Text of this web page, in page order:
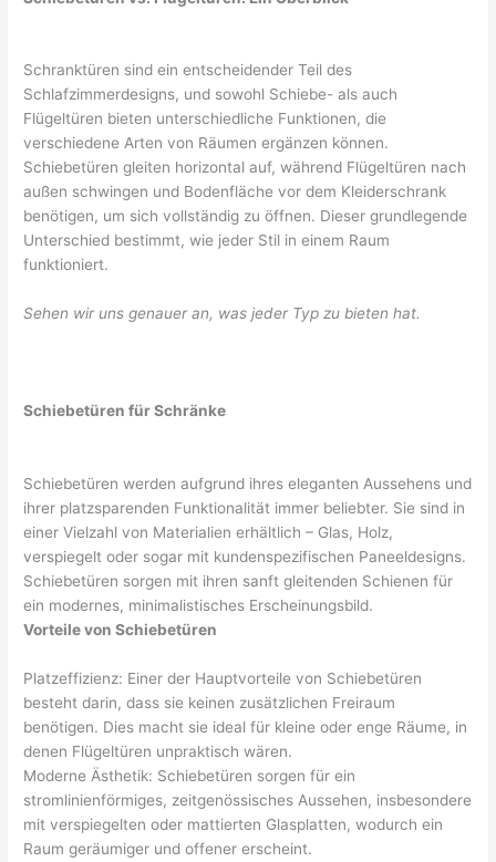
Schranktüren sind ein entscheidender Teil des
Schlafzimmerdesigns, und sowohl Schiebe- als auch
Flügeltüren bieten unterschiedliche Funktionen, die
verschiedene Arten von Räumen ergänzen können.
Schiebetüren gleiten horizontal auf, während Flügeltüren nach
außen schwingen und Bodenfläche vor dem Kleiderschrank
benötigen, um sich vollständig zu öffnen. Dieser grundlegende
Unterschied bestimmt, wie jeder Stil in einem Raum
funktioniert.
Sehen wir uns genauer an, was jeder Typ zu bieten hat.
Schiebetüren für Schränke
Schiebetüren werden aufgrund ihres eleganten Aussehens und
ihrer platzsparenden Funktionalität immer beliebter. Sie sind in
einer Vielzahl von Materialien erhältlich – Glas, Holz,
verspiegelt oder sogar mit kundenspezifischen Paneeldesigns.
Schiebetüren sorgen mit ihren sanft gleitenden Schienen für
ein modernes, minimalistisches Erscheinungsbild.
Vorteile von Schiebetüren
Platzeffizienz: Einer der Hauptvorteile von Schiebetüren
besteht darin, dass sie keinen zusätzlichen Freiraum
benötigen. Dies macht sie ideal für kleine oder enge Räume, in
denen Flügeltüren unpraktisch wären.
Moderne Ästhetik: Schiebetüren sorgen für ein
stromlinienförmiges, zeitgenössisches Aussehen, insbesondere
mit verspiegelten oder mattierten Glasplatten, wodurch ein
Raum geräumiger und offener erscheint.